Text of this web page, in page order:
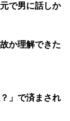
で男に話しか
か理解できた
」で済まされ